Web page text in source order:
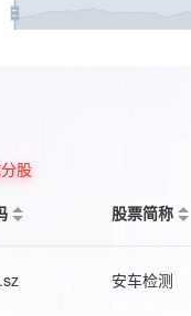
股
股票简称
安车检测